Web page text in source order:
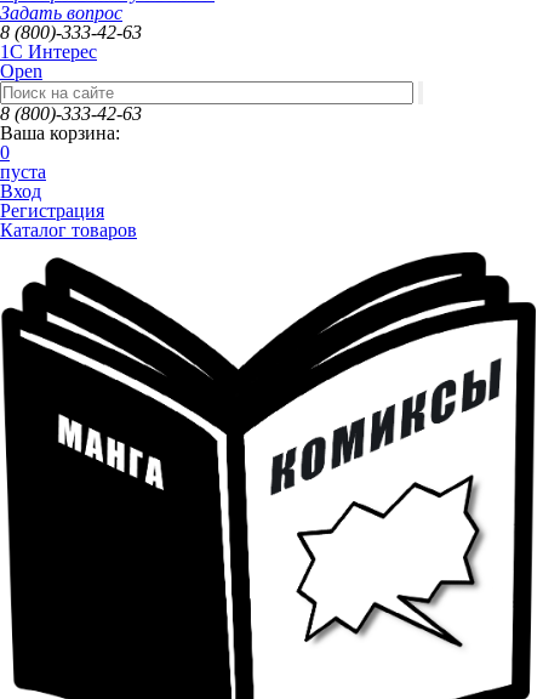
Задать вопрос
8 (800)-333-42-63
1C Интерес
Open
8 (800)-333-42-63
Ваша корзина:
0
пуста
Вход
Регистрация
Каталог товаров